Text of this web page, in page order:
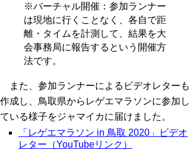
※バーチャル開催：参加ランナー
は現地に行くことなく、各自で距
離・タイムを計測して、結果を大
会事務局に報告するという開催方
法です。
また、参加ランナーによるビデオレターも
作成し、鳥取県からレゲエマラソンに参加し
ている様子をジャマイカに届けました。
「レゲエマラソン in 鳥取 2020」ビデオ
レター（YouTubeリンク）